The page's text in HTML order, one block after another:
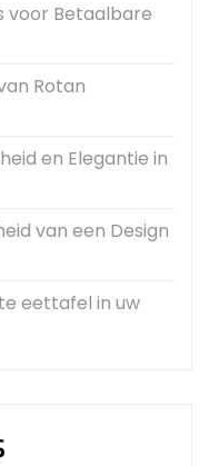
voor Betaalbare
Rotan
en Elegantie in
van een Design
eettafel in uw